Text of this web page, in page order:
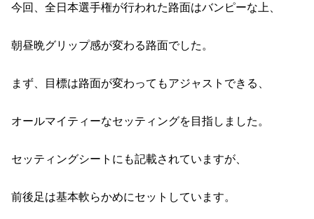
今回、全日本選手権が行われた路面はバンピーな上、
朝昼晩グリップ感が変わる路面でした。
まず、目標は路面が変わってもアジャストできる、
オールマイティーなセッティングを目指しました。
セッティングシートにも記載されていますが、
前後足は基本軟らかめにセットしています。